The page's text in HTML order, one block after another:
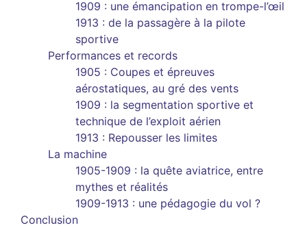
1909 : une émancipation en trompe-l’œil
1913 : de la passagère à la pilote
sportive
Performances et records
1905 : Coupes et épreuves
aérostatiques, au gré des vents
1909 : la segmentation sportive et
technique de l’exploit aérien
1913 : Repousser les limites
La machine
1905-1909 : la quête aviatrice, entre
mythes et réalités
1909-1913 : une pédagogie du vol ?
Conclusion